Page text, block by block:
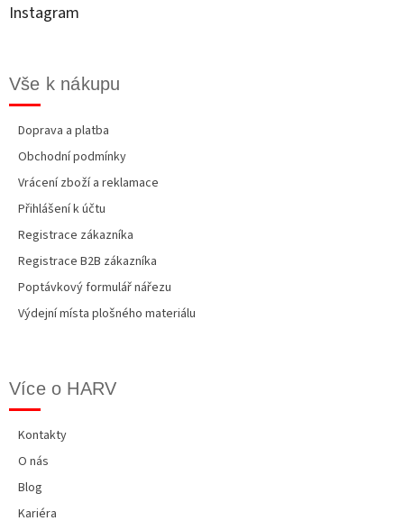
Instagram
Vše k nákupu
Doprava a platba
Obchodní podmínky
Vrácení zboží a reklamace
Přihlášení k účtu
Registrace zákazníka
Registrace B2B zákazníka
Poptávkový formulář nářezu
Výdejní místa plošného materiálu
Více o HARV
Kontakty
O nás
Blog
Kariéra